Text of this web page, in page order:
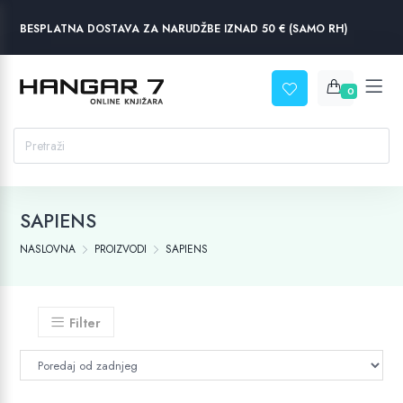
BESPLATNA DOSTAVA ZA NARUDŽBE IZNAD 50 € (SAMO RH)
0
SAPIENS
NASLOVNA PROIZVODI SAPIENS
Filter